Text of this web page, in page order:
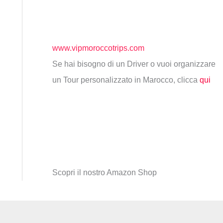
www.vipmoroccotrips.com
Se hai bisogno di un Driver o vuoi organizzare
un Tour personalizzato in Marocco, clicca qui
Scopri il nostro Amazon Shop